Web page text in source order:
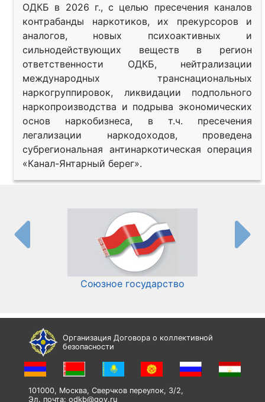
ОДКБ в 2026 г., с целью пресечения каналов
контрабанды наркотиков, их прекурсоров и
аналогов, новых психоактивных и
сильнодействующих веществ в регион
ответственности ОДКБ, нейтрализации
международных транснациональных
наркогруппировок, ликвидации подпольного
наркопроизводства и подрыва экономических
основ наркобизнеса, в т.ч. пресечения
легализации наркодоходов, проведена
субрегиональная антинаркотическая операция
«Канал-Янтарный берег».
Союзное государство
Организация Договора о коллективной
безопасности
101000, Москва, Сверчков переулок, 3/2,
Эл. почта: odkb@gov.ru